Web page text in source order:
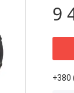
9
+380